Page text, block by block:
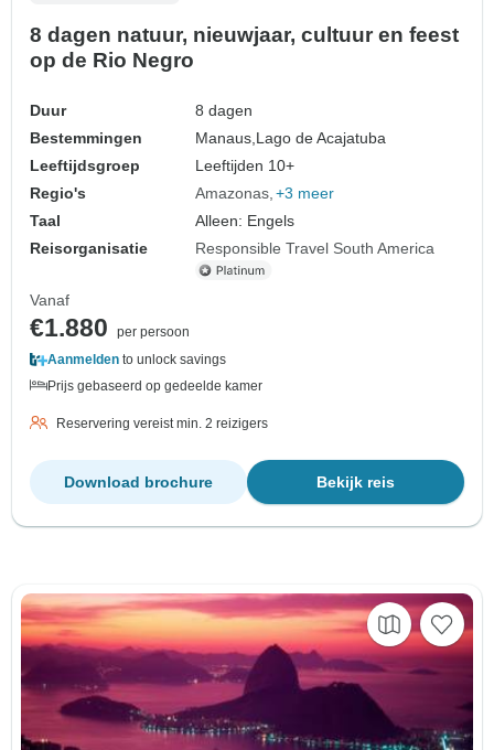
8 dagen natuur, nieuwjaar, cultuur en feest
op de Rio Negro
Duur
8 dagen
Bestemmingen
Manaus, Lago de Acajatuba
Leeftijdsgroep
Leeftijden 10+
Regio's
Amazonas +3 meer
Taal
Alleen: Engels
Reisorganisatie
Responsible Travel South America
Vanaf
€1.880
per persoon
Aanmelden to unlock savings
Prijs gebaseerd op gedeelde kamer
Reservering vereist min. 2 reizigers
Bekijk reis
Download brochure